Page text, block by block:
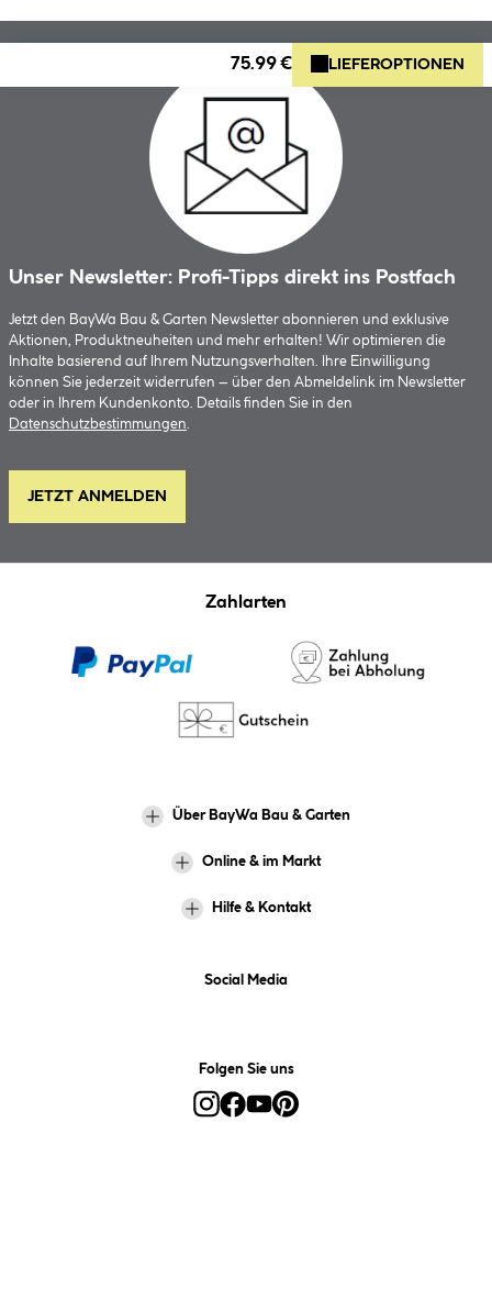
75.99 € LIEFEROPTIONEN
Unser Newsletter: Profi-Tipps direkt ins Postfach
Jetzt den BayWa Bau & Garten Newsletter abonnieren und exklusive
Aktionen, Produktneuheiten und mehr erhalten! Wir optimieren die
Inhalte basierend auf Ihrem Nutzungsverhalten. Ihre Einwilligung
können Sie jederzeit widerrufen – über den Abmeldelink im Newsletter
oder in Ihrem Kundenkonto. Details finden Sie in den
Datenschutzbestimmungen.
JETZT ANMELDEN
Zahlarten
Über BayWa Bau & Garten
Online & im Markt
Hilfe & Kontakt
Social Media
Folgen Sie uns